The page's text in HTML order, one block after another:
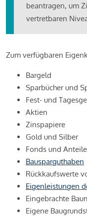
beantragen, um
vertretbaren
Zum verfügbaren
Bargeld
Sparbücher und
Fest- und
Aktien
Zinspapiere
Gold und Silber
Fonds und
Bausparguthaben
Rückkaufswerte
Eigenleistungen
Eingebrachte
Eigene